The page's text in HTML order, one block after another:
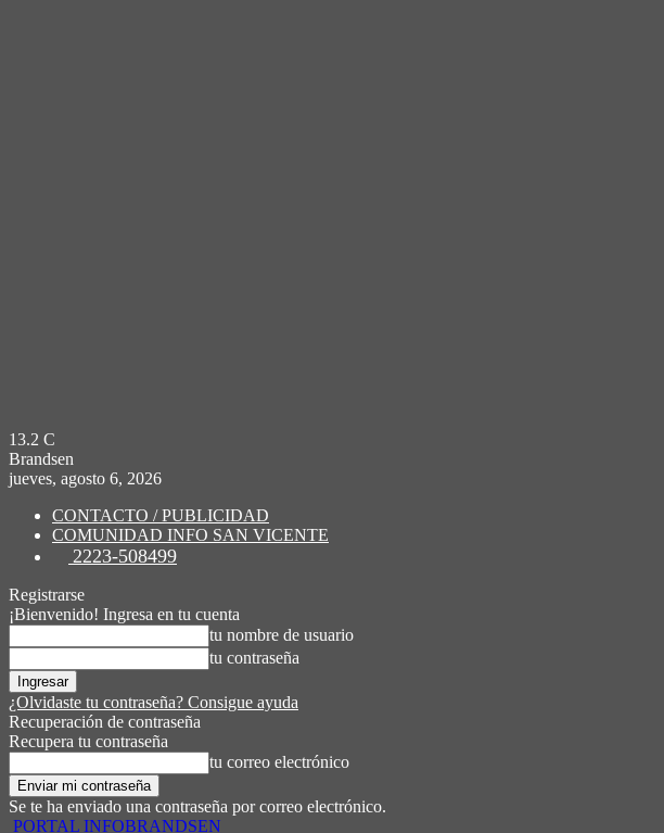
13.2 C
Brandsen
jueves, agosto 6, 2026
CONTACTO / PUBLICIDAD
COMUNIDAD INFO SAN VICENTE
2223-508499
Registrarse
¡Bienvenido! Ingresa en tu cuenta
tu nombre de usuario
tu contraseña
¿Olvidaste tu contraseña? Consigue ayuda
Recuperación de contraseña
Recupera tu contraseña
tu correo electrónico
Se te ha enviado una contraseña por correo electrónico.
PORTAL INFOBRANDSEN